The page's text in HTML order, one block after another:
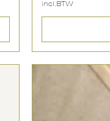
incl.BTW